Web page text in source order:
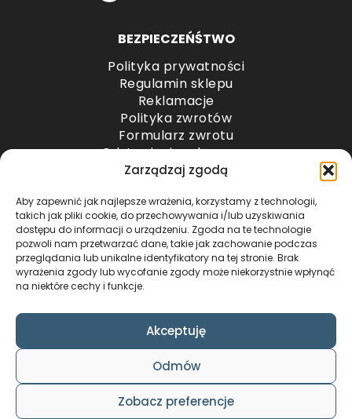
Zarządzaj zgodą
Aby zapewnić jak najlepsze wrażenia, korzystamy z technologii,
takich jak pliki cookie, do przechowywania i/lub uzyskiwania
dostępu do informacji o urządzeniu. Zgoda na te technologie
pozwoli nam przetwarzać dane, takie jak zachowanie podczas
przeglądania lub unikalne identyfikatory na tej stronie. Brak
wyrażenia zgody lub wycofanie zgody może niekorzystnie wpłynąć
na niektóre cechy i funkcje.
Akceptuję
Odmów
Zobacz preferencje
BEZPIECZEŃŚTWO
Polityka prywatności
Regulamin sklepu
Reklamacje
Polityka zwrotów
Formularz zwrotu
Odstąpienie od umowy
Odstąpienie od umowy – przesyłki paletowe
METODY PŁATNOŚCI
COPYRIGHT © 2024 by ADWENTO ŁUKASZ
WIECZOREK / ALL RIGHTS RESERVED
DESIGN & CODE BY
FOXSTUDIO